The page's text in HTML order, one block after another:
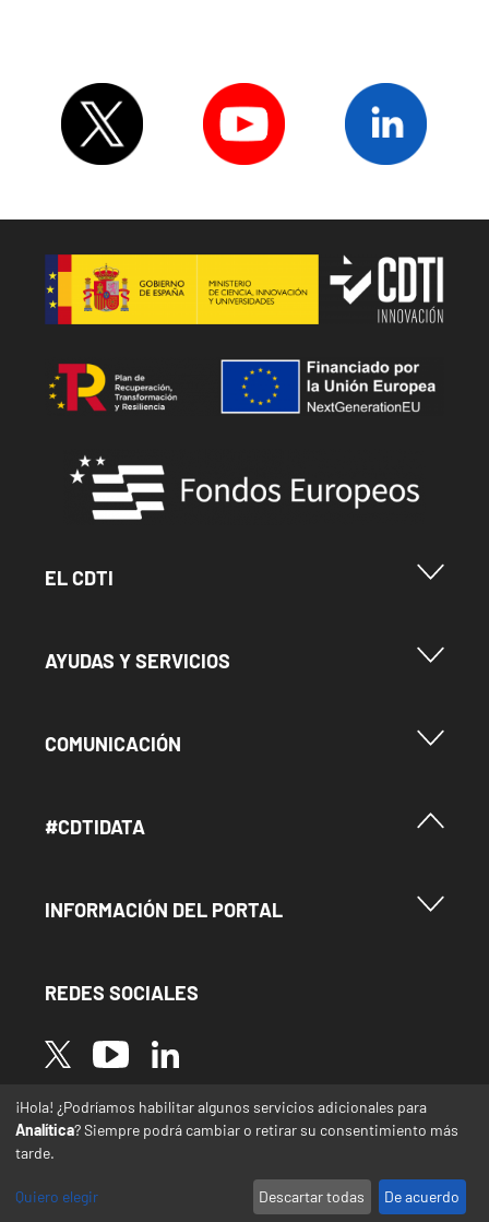
Image
Image
Menu Footer Cdti
EL CDTI
Menu Footer Ayudas y Servicios
AYUDAS Y SERVICIOS
Menu Footer Comunicación
COMUNICACIÓN
Menú Footer #Cdtidata
#CDTIDATA
Menu Footer Información del Portal
INFORMACIÓN DEL PORTAL
REDES SOCIALES
Image Image Image
* Las traducciones de este sitio web desde el
español a otras lenguas se realizan de forma
automática y pueden contener errores o
¡Hola! ¿Podríamos habilitar algunos servicios adicionales para
Analítica? Siempre podrá cambiar o retirar su consentimiento más
tarde.
Quiero elegir Descartar todas De acuerdo